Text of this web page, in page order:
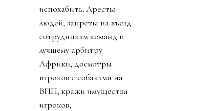
испохабить. Аресты
людей, запреты на въезд
сотрудникам команд и
лучшему арбитру
Африки, досмотры
игроков с собаками на
ВПП, кражи имущества
игроков,